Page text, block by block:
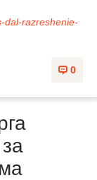
dal-razreshenie-
0